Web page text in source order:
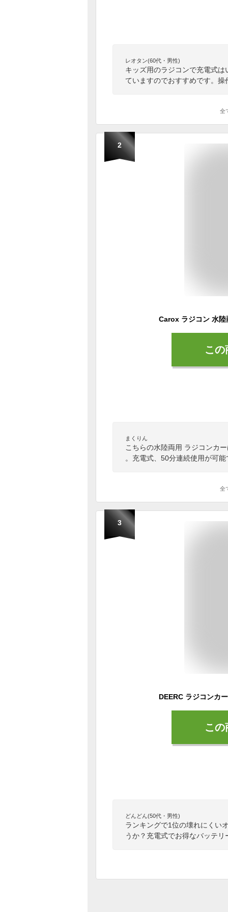
レオタン(60代・男性)
キッズ用のラジコンで充電式
ていますのでおすすめです。操
全
2
こ
まくりん
こちらの水陸両用 ラジコンカ
。充電式、50分連続使用が可
全
3
こ
どんどん(50代・男性)
ランキングで1位の壊れにくい
うか？充電式でお得なバッテ